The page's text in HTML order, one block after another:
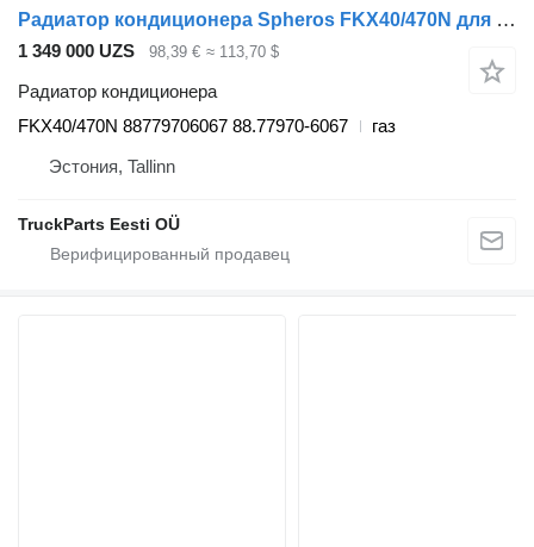
Радиатор кондиционера Spheros FKX40/470N для автобуса MAN
1 349 000 UZS 98,39 € ≈ 113,70 $
Радиатор кондиционера
FKX40/470N 88779706067 88.77970-6067
газ
Эстония, Tallinn
TruckParts Eesti OÜ